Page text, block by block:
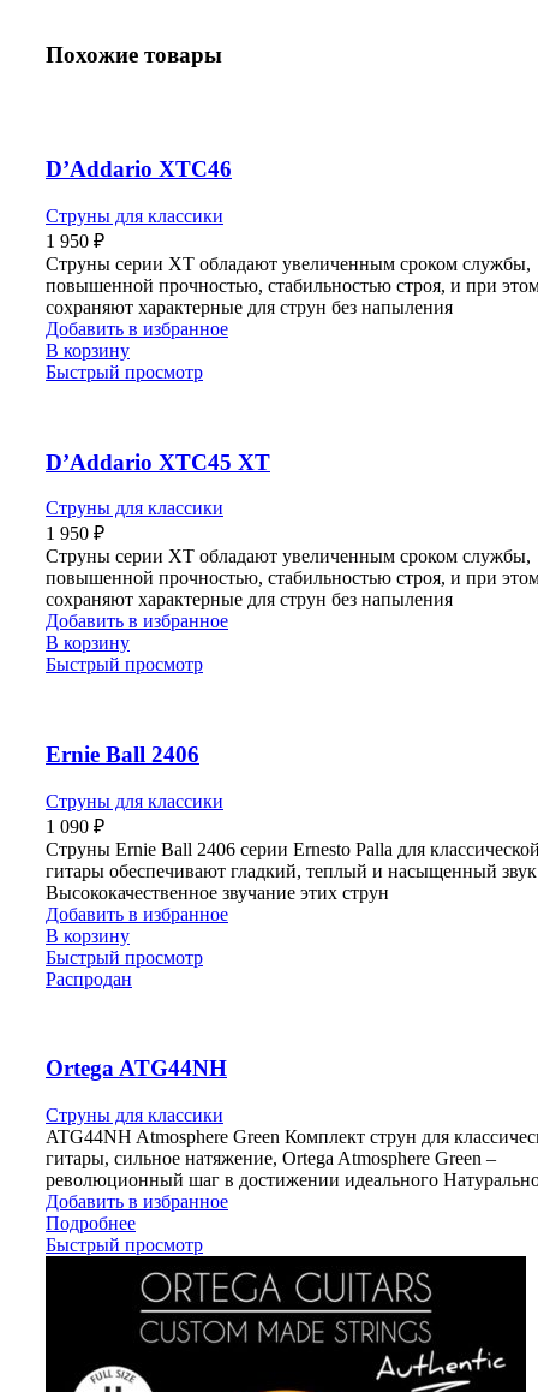
Похожие товары
D’Addario XTC46
Струны для классики
1 950 ₽
Струны серии XT обладают увеличенным сроком службы,
повышенной прочностью, стабильностью строя, и при
сохраняют характерные для струн без напыления
Добавить в избранное
В корзину
Быстрый просмотр
D’Addario XTC45 XT
Струны для классики
1 950 ₽
Струны серии XT обладают увеличенным сроком службы,
повышенной прочностью, стабильностью строя, и при
сохраняют характерные для струн без напыления
Добавить в избранное
В корзину
Быстрый просмотр
Ernie Ball 2406
Струны для классики
1 090 ₽
Струны Ernie Ball 2406 серии Ernesto Palla для
гитары обеспечивают гладкий, теплый и насыщенный
Высококачественное звучание этих струн
Добавить в избранное
В корзину
Быстрый просмотр
Распродан
Ortega ATG44NH
Струны для классики
ATG44NH Atmosphere Green Комплект струн для
гитары, сильное натяжение, Ortega Atmosphere Green –
революционный шаг в достижении идеального
Добавить в избранное
Подробнее
Быстрый просмотр